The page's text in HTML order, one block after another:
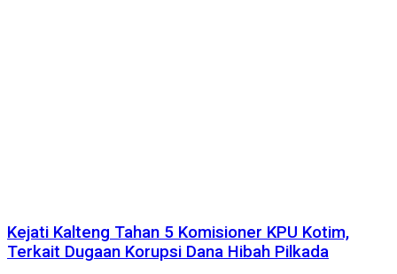
Kejati Kalteng Tahan 5 Komisioner KPU Kotim,
Terkait Dugaan Korupsi Dana Hibah Pilkada